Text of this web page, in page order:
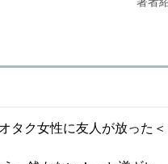
タク女性に友人が放った＜